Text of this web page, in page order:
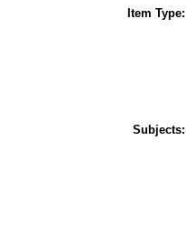
Item Type:
Subjects: